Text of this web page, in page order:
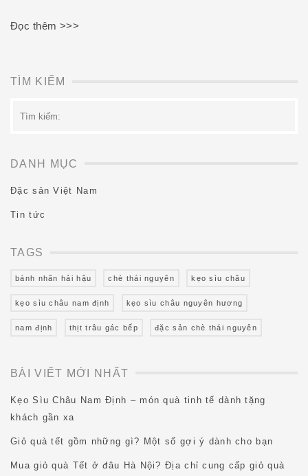
Đọc thêm >>>
TÌM KIẾM
kiếm:
DANH MỤC
Đặc sản Việt Nam
Tin tức
TAGS
bánh nhãn hải hậu chè thái nguyên kẹo sìu châu
kẹo sìu châu nam định kẹo sìu châu nguyên hương
nam định thịt trâu gác bếp đặc sản chè thái nguyên
BÀI VIẾT MỚI NHẤT
Kẹo Sìu Châu Nam Định – món quà tinh tế dành tặng
khách gần xa
Giỏ quà tết gồm những gì? Một số gợi ý dành cho bạn
Mua giỏ quà Tết ở đâu Hà Nội? Địa chỉ cung cấp giỏ quà